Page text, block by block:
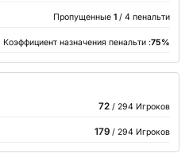
Пропущенные 1 / 4 пенальти
Коэффициент назначения пенальти :75%
72/ 294 Игроков
179/ 294 Игроков